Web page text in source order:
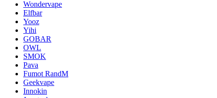
Wondervape
Elfbar
Yooz
Yihi
GOBAR
OWL
SMOK
Pava
Fumot RandM
Geekvape
Innokin